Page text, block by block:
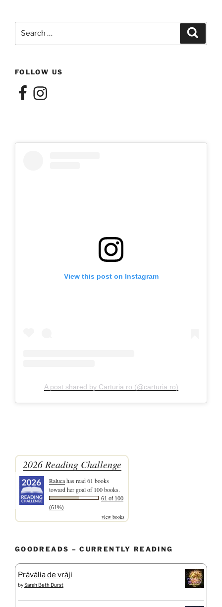
FOLLOW US
FacebookInstagram
View this post on Instagram
A post shared by Carturia.ro (@carturia.ro)
2026 Reading Challenge
Ralucahas read 61 books
toward her goal of 100 books.
61 of 100
(61%)
view books
GOODREADS – CURRENTLY READING
Prăvălia de vrăji
bySarah Beth Durst